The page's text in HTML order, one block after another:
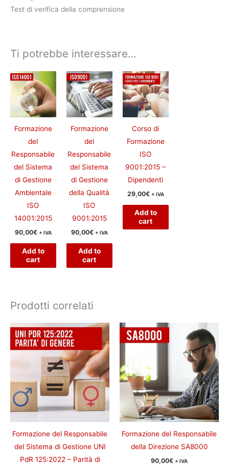
Test di verifica della comprensione
Ti potrebbe interessare…
Formazione
del
Responsabile
del Sistema
di Gestione
Ambientale
ISO
14001:2015
90,00€ + IVA
Add to
cart
Formazione
del
Responsabile
del Sistema
di Gestione
della Qualità
ISO
9001:2015
90,00€ + IVA
Add to
cart
Corso di
Formazione
ISO
9001:2015 –
Dipendenti
29,00€ + IVA
Add to
cart
Prodotti correlati
Formazione del Responsabile
del Sistema di Gestione UNI
PdR 125:2022 – Parità di
Formazione del Responsabile
della Direzione SA8000
90,00€ + IVA